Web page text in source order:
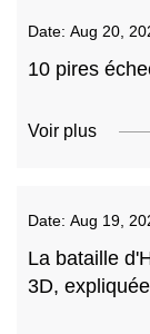
Date: Aug 20,
10 pires
Voir plus
Date: Aug 19,
La bataille
3D, expliquée